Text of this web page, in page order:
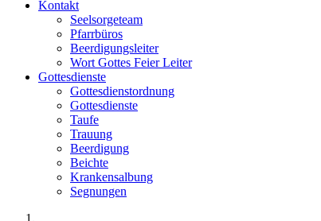
Kontakt
Seelsorgeteam
Pfarrbüros
Beerdigungsleiter
Wort Gottes Feier Leiter
Gottesdienste
Gottesdienstordnung
Gottesdienste
Taufe
Trauung
Beerdigung
Beichte
Krankensalbung
Segnungen